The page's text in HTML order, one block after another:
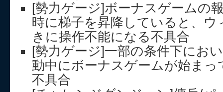
[勢力ゲージ]ボーナスゲームの
時に梯子を昇降していると、
きに操作不能になる不具合
[勢力ゲージ]一部の条件下にお
動中にボーナスゲームが始ま
不具合